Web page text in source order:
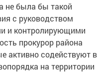
не была бы такой
с руководством
и контролирующими
прокурор района
активно содействуют в
на территории